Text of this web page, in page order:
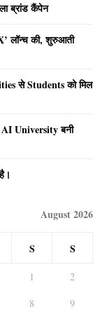
ब्रांड कैंपेन
लॉन्च की, शुरुआती
से Students को मिल
University बनी
August 2026
S S
1
2
8
9